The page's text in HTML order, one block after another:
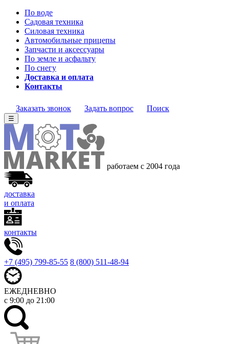
По воде
Садовая техника
Силовая техника
Автомобильные прицепы
Запчасти и аксессуары
По земле и асфальту
По снегу
Доставка и оплата
Контакты
Заказать звонок Задать вопрос Поиск
☰
работаем с 2004 года
доставка
и оплата
контакты
+7 (495) 799-85-55 8 (800) 511-48-94
ЕЖЕДНЕВНО
с 9:00 до 21:00